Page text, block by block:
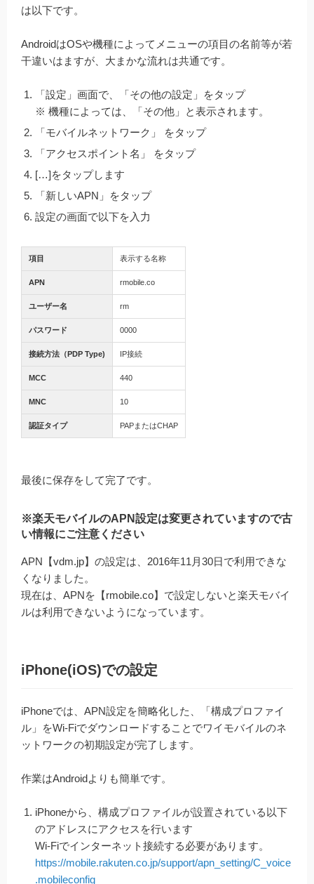
は以下です。
AndroidはOSや機種によってメニューの項目の名前等が若
干違いはますが、大まかな流れは共通です。
「設定」画面で、「その他の設定」をタップ
※ 機種によっては、「その他」と表示されます。
「モバイルネットワーク」 をタップ
「アクセスポイント名」 をタップ
[…]をタップします
「新しいAPN」をタップ
設定の画面で以下を入力
項目 表示する名称
APN rmobile.co
ユーザー名 rm
パスワード 0000
接続方法（PDP Type) IP接続
MCC 440
MNC 10
認証タイプ PAPまたはCHAP
最後に保存をして完了です。
※楽天モバイルのAPN設定は変更されていますので古
い情報にご注意ください
APN【vdm.jp】の設定は、2016年11月30日で利用できな
くなりました。
現在は、APNを【rmobile.co】で設定しないと楽天モバイ
ルは利用できないようになっています。
iPhone(iOS)での設定
iPhoneでは、APN設定を簡略化した、「構成プロファイ
ル」をWi-Fiでダウンロードすることでワイモバイルのネ
ットワークの初期設定が完了します。
作業はAndroidよりも簡単です。
iPhoneから、構成プロファイルが設置されている以下
のアドレスにアクセスを行います
Wi-Fiでインターネット接続する必要があります。
https://mobile.rakuten.co.jp/support/apn_setting/C_voice
.mobileconfig